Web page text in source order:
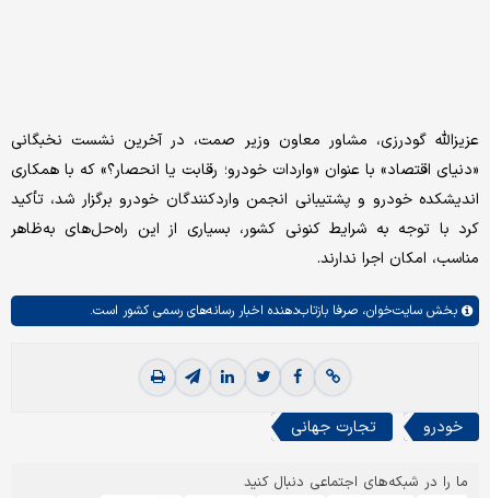
عزیزالله گودرزی، مشاور معاون وزیر صمت، در آخرین نشست نخبگانی
«دنیای اقتصاد» با عنوان «واردات خودرو؛ رقابت یا انحصار؟» که با همکاری
اندیشکده خودرو و پشتیبانی انجمن واردکنندگان خودرو برگزار شد، تأکید
کرد با توجه به شرایط کنونی کشور، بسیاری از این راه‌حل‌های به‌ظاهر
مناسب، امکان اجرا ندارند.
بخش سایت‌خوان، صرفا بازتاب‌دهنده اخبار رسانه‌های رسمی کشور است.
خودرو تجارت جهانی
ما را در شبکه‌های اجتماعی دنبال کنید